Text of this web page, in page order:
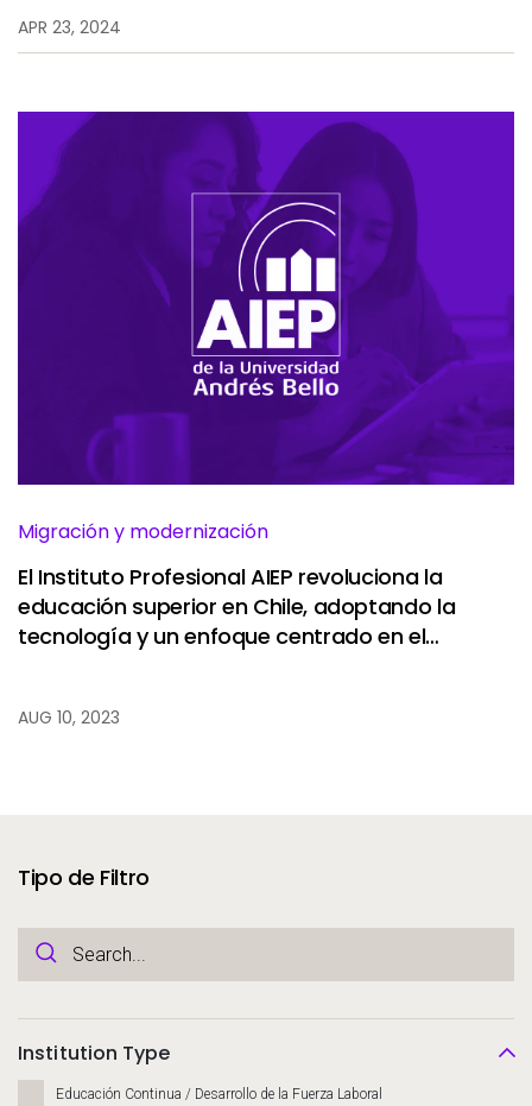
APR 23, 2024
Migración y modernización
El Instituto Profesional AIEP revoluciona la
educación superior en Chile, adoptando la
tecnología y un enfoque centrado en el
AUG 10, 2023
Tipo de Filtro
Institution Type
Educación Continua / Desarrollo de la Fuerza Laboral